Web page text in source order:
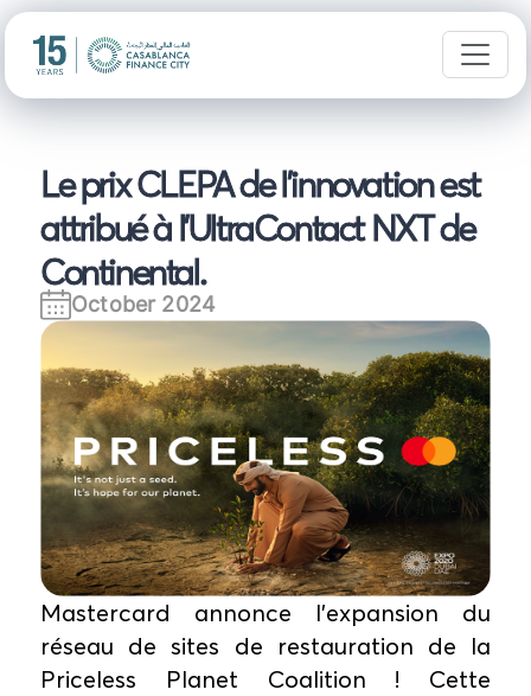
Le prix CLEPA de l'innovation est
attribué à l'UltraContact NXT de
Continental.
October 2024
Mastercard annonce l'expansion du
réseau de sites de restauration de la
Priceless Planet Coalition ! Cette